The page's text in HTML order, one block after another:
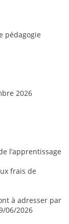
pédagogie
2026
l’apprentissage
frais de
à adresser par
06/2026